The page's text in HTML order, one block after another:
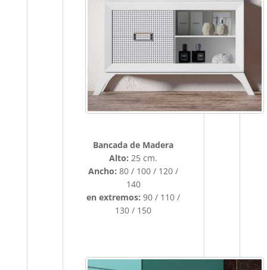
Bancada de Madera
Alto: 25 cm.
Ancho: 80 / 100 / 120 /
140
en extremos: 90 / 110 /
130 / 150